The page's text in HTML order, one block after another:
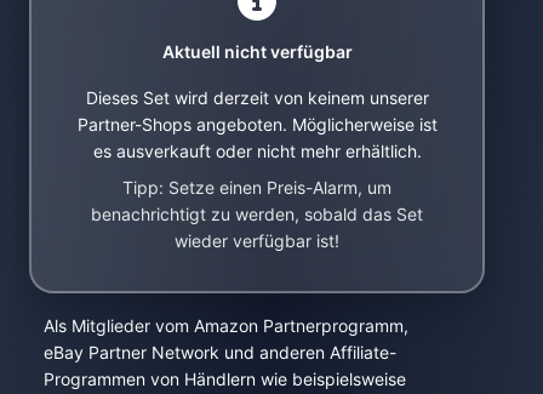
Aktuell nicht verfügbar
Dieses Set wird derzeit von keinem unserer
Partner-Shops angeboten. Möglicherweise ist
es ausverkauft oder nicht mehr erhältlich.
Tipp: Setze einen Preis-Alarm, um
benachrichtigt zu werden, sobald das Set
wieder verfügbar ist!
Als Mitglieder vom Amazon Partnerprogramm,
eBay Partner Network und anderen Affiliate-
Programmen von Händlern wie beispielsweise